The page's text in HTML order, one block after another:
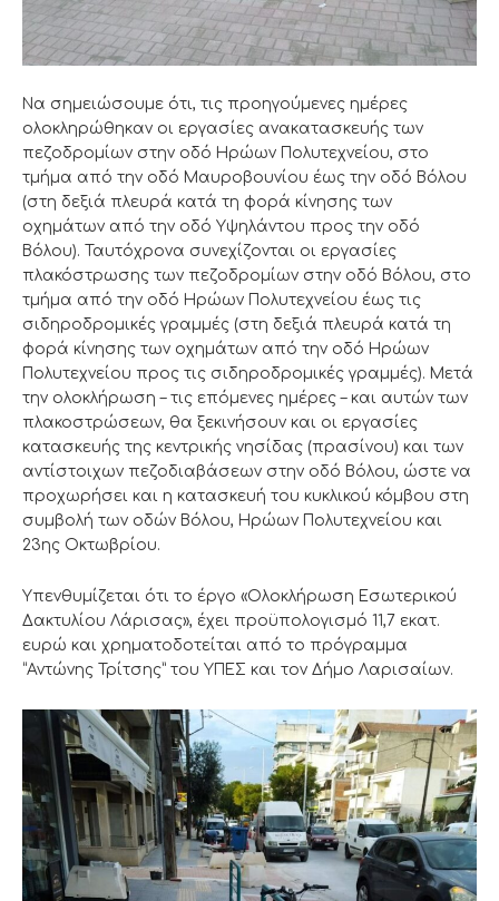
Να σημειώσουμε ότι, τις προηγούμενες ημέρες
ολοκληρώθηκαν οι εργασίες ανακατασκευής των
πεζοδρομίων στην οδό Ηρώων Πολυτεχνείου, στο
τμήμα από την οδό Μαυροβουνίου έως την οδό Βόλου
(στη δεξιά πλευρά κατά τη φορά κίνησης των
οχημάτων από την οδό Υψηλάντου προς την οδό
Βόλου). Ταυτόχρονα συνεχίζονται οι εργασίες
πλακόστρωσης των πεζοδρομίων στην οδό Βόλου, στο
τμήμα από την οδό Ηρώων Πολυτεχνείου έως τις
σιδηροδρομικές γραμμές (στη δεξιά πλευρά κατά τη
φορά κίνησης των οχημάτων από την οδό Ηρώων
Πολυτεχνείου προς τις σιδηροδρομικές γραμμές). Μετά
την ολοκλήρωση – τις επόμενες ημέρες – και αυτών των
πλακοστρώσεων, θα ξεκινήσουν και οι εργασίες
κατασκευής της κεντρικής νησίδας (πρασίνου) και των
αντίστοιχων πεζοδιαβάσεων στην οδό Βόλου, ώστε να
προχωρήσει και η κατασκευή του κυκλικού κόμβου στη
συμβολή των οδών Βόλου, Ηρώων Πολυτεχνείου και
23ης Οκτωβρίου.
Υπενθυμίζεται ότι το έργο «Ολοκλήρωση Εσωτερικού
Δακτυλίου Λάρισας», έχει προϋπολογισμό 11,7 εκατ.
ευρώ και χρηματοδοτείται από το πρόγραμμα
“Αντώνης Τρίτσης” του ΥΠΕΣ και τον Δήμο Λαρισαίων.